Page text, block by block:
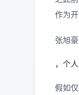
作为
张旭豪
，个
假如